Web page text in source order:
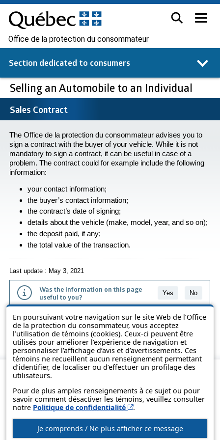
En poursuivant votre navigation sur le site Web de l’Office
de la protection du consommateur, vous acceptez
l’utilisation de témoins (cookies). Ceux-ci peuvent être
utilisés pour améliorer l’expérience de navigation et
personnaliser l’affichage d’avis et d’avertissements. Ces
témoins ne recueillent aucun renseignement permettant
d’identifier, de localiser ou d’effectuer un profilage des
utilisateurs.
Pour de plus amples renseignements à ce sujet ou pour
savoir comment désactiver les témoins, veuillez consulter
notre Politique de confidentialité Cet hyperlien s’ouvrira
.
Je comprends / Ne plus afficher ce message
Office de la protection du consommateur
Section dedicated to consumers
Selling an Automobile to an Individual
Sales Contract
The Office de la protection du consommateur advises you to
sign a contract with the buyer of your vehicle. While it is not
mandatory to sign a contract, it can be useful in case of a
problem. The contract could for example include the following
information:
your contact information;
the buyer’s contact information;
the contract’s date of signing;
details about the vehicle (make, model, year, and so on);
the deposit paid, if any;
the total value of the transaction.
Last update : May 3, 2021
Was the information on this page
useful to you?
Yes No
The information contained on this page is presented in simple terms to
make it easier to understand. It does not replace the texts of the laws
and regulations.